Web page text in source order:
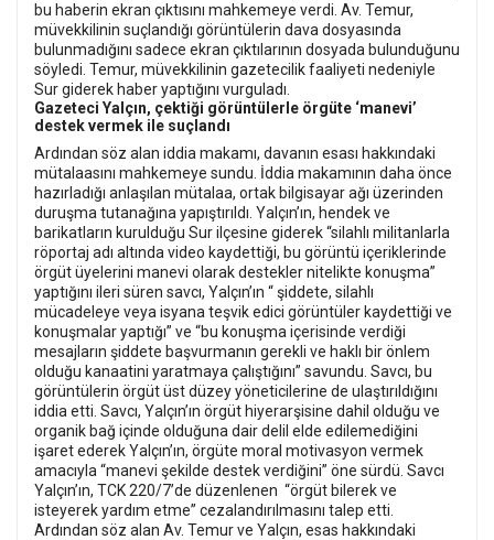
bu haberin ekran çıktısını mahkemeye verdi. Av. Temur,
müvekkilinin suçlandığı görüntülerin dava dosyasında
bulunmadığını sadece ekran çıktılarının dosyada bulunduğunu
söyledi. Temur, müvekkilinin gazetecilik faaliyeti nedeniyle
Sur giderek haber yaptığını vurguladı.
Gazeteci Yalçın, çektiği görüntülerle örgüte ‘manevi’
destek vermek ile suçlandı
Ardından söz alan iddia makamı, davanın esası hakkındaki
mütalaasını mahkemeye sundu. İddia makamının daha önce
hazırladığı anlaşılan mütalaa, ortak bilgisayar ağı üzerinden
duruşma tutanağına yapıştırıldı. Yalçın’ın, hendek ve
barikatların kurulduğu Sur ilçesine giderek “silahlı militanlarla
röportaj adı altında video kaydettiği, bu görüntü içeriklerinde
örgüt üyelerini manevi olarak destekler nitelikte konuşma”
yaptığını ileri süren savcı, Yalçın’ın “ şiddete, silahlı
mücadeleye veya isyana teşvik edici görüntüler kaydettiği ve
konuşmalar yaptığı” ve “bu konuşma içerisinde verdiği
mesajların şiddete başvurmanın gerekli ve haklı bir önlem
olduğu kanaatini yaratmaya çalıştığını” savundu. Savcı, bu
görüntülerin örgüt üst düzey yöneticilerine de ulaştırıldığını
iddia etti. Savcı, Yalçın’ın örgüt hiyerarşisine dahil olduğu ve
organik bağ içinde olduğuna dair delil elde edilemediğini
işaret ederek Yalçın’ın, örgüte moral motivasyon vermek
amacıyla “manevi şekilde destek verdiğini” öne sürdü. Savcı
Yalçın’ın, TCK 220/7’de düzenlenen “örgüt bilerek ve
isteyerek yardım etme” cezalandırılmasını talep etti.
Ardından söz alan Av. Temur ve Yalçın, esas hakkındaki